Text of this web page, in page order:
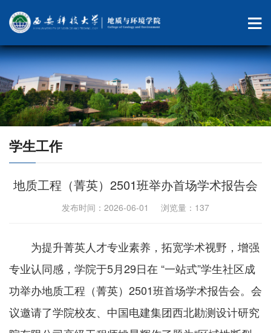
学生工作
地质工程（菁英）2501班举办首场学术报告会
发布时间：2026-06-01 浏览量： 137
为提升菁英人才专业素养，拓宽学术视野，增强
专业认同感，学院于5月29日在 “一站式”学生社区成
功举办地质工程（菁英）2501班首场学术报告会。会
议邀请了学院校友、中国电建集团西北勘测设计研究